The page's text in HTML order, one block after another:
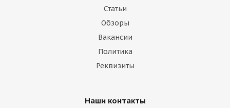
Статьи
Обзоры
Вакансии
Политика
Реквизиты
Наши контакты